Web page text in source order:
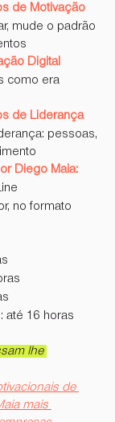
de Motivação
mude o padrão
Digital
como era
de Liderança
pessoas,
Diego Maia:
no formato
até 16 horas
lhe
de
mais